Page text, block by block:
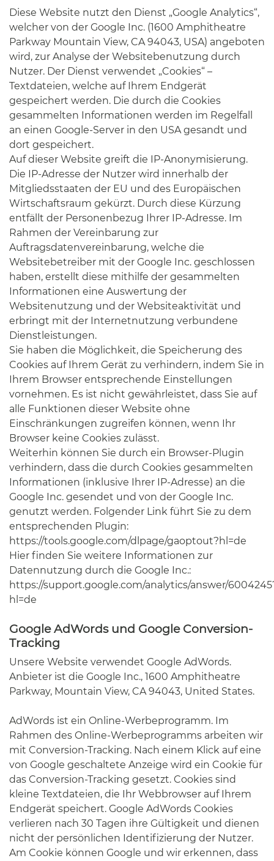
Diese Website nutzt den Dienst „Google Analytics“,
welcher von der Google Inc. (1600 Amphitheatre
Parkway Mountain View, CA 94043, USA) angeboten
wird, zur Analyse der Websitebenutzung durch
Nutzer. Der Dienst verwendet „Cookies“ –
Textdateien, welche auf Ihrem Endgerät
gespeichert werden. Die durch die Cookies
gesammelten Informationen werden im Regelfall
an einen Google-Server in den USA gesandt und
dort gespeichert.
Auf dieser Website greift die IP-Anonymisierung.
Die IP-Adresse der Nutzer wird innerhalb der
Mitgliedsstaaten der EU und des Europäischen
Wirtschaftsraum gekürzt. Durch diese Kürzung
entfällt der Personenbezug Ihrer IP-Adresse. Im
Rahmen der Vereinbarung zur
Auftragsdatenvereinbarung, welche die
Websitebetreiber mit der Google Inc. geschlossen
haben, erstellt diese mithilfe der gesammelten
Informationen eine Auswertung der
Websitenutzung und der Websiteaktivität und
erbringt mit der Internetnutzung verbundene
Dienstleistungen.
Sie haben die Möglichkeit, die Speicherung des
Cookies auf Ihrem Gerät zu verhindern, indem Sie in
Ihrem Browser entsprechende Einstellungen
vornehmen. Es ist nicht gewährleistet, dass Sie auf
alle Funktionen dieser Website ohne
Einschränkungen zugreifen können, wenn Ihr
Browser keine Cookies zulässt.
Weiterhin können Sie durch ein Browser-Plugin
verhindern, dass die durch Cookies gesammelten
Informationen (inklusive Ihrer IP-Adresse) an die
Google Inc. gesendet und von der Google Inc.
genutzt werden. Folgender Link führt Sie zu dem
entsprechenden Plugin:
https://tools.google.com/dlpage/gaoptout?hl=de
Hier finden Sie weitere Informationen zur
Datennutzung durch die Google Inc.:
https://support.google.com/analytics/answer/
hl=de
Google AdWords und Google Conversion-
Tracking
Unsere Website verwendet Google AdWords.
Anbieter ist die Google Inc., 1600 Amphitheatre
Parkway, Mountain View, CA 94043, United States.
AdWords ist ein Online-Werbeprogramm. Im
Rahmen des Online-Werbeprogramms arbeiten wir
mit Conversion-Tracking. Nach einem Klick auf eine
von Google geschaltete Anzeige wird ein Cookie für
das Conversion-Tracking gesetzt. Cookies sind
kleine Textdateien, die Ihr Webbrowser auf Ihrem
Endgerät speichert. Google AdWords Cookies
verlieren nach 30 Tagen ihre Gültigkeit und dienen
nicht der persönlichen Identifizierung der Nutzer.
Am Cookie können Google und wir erkennen, dass